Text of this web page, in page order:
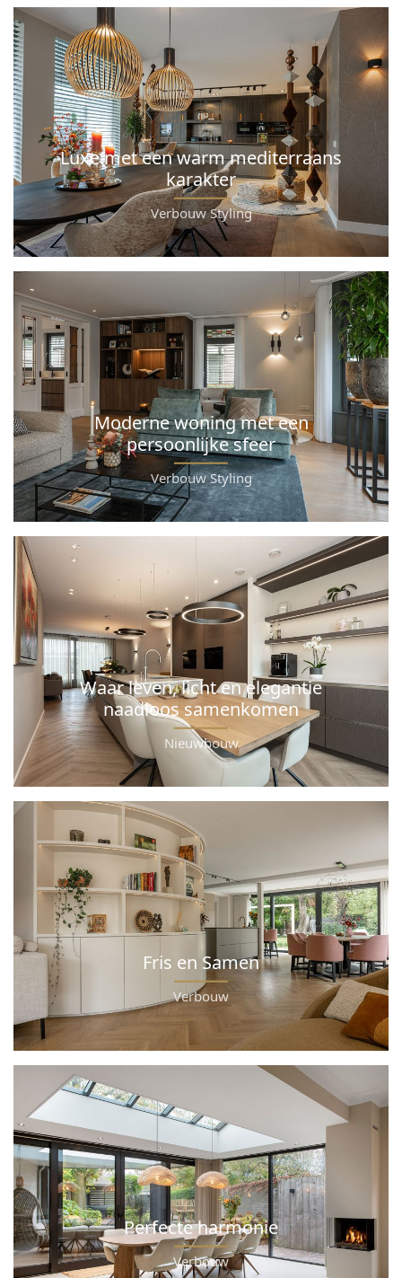
Luxe met een warm mediterraans
karakter
Verbouw Styling
Moderne woning met een
persoonlijke sfeer
Verbouw Styling
Waar leven, licht en elegantie
naadloos samenkomen
Nieuwbouw
Fris en Samen
Verbouw
Perfecte harmonie
Verbouw